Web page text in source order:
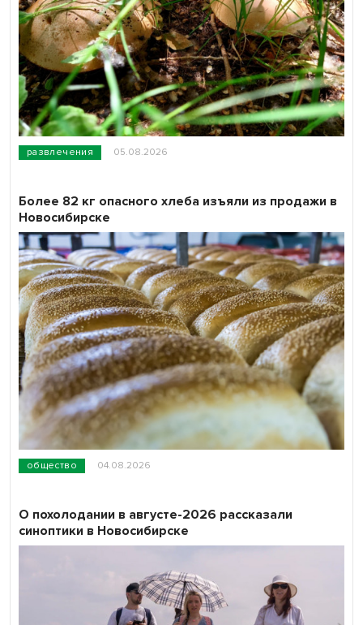
развлечения 05.08.2026
общество 04.08.2026
Более 82 кг опасного хлеба изъяли из продажи в
Новосибирске
О похолодании в августе-2026 рассказали
синоптики в Новосибирске